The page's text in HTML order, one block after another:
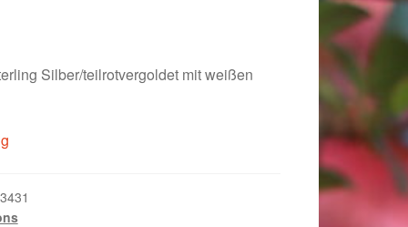
Silber/teilrotvergoldet mit weißen